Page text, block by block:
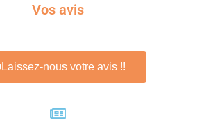
Vos avis
Laissez-nous votre avis !!